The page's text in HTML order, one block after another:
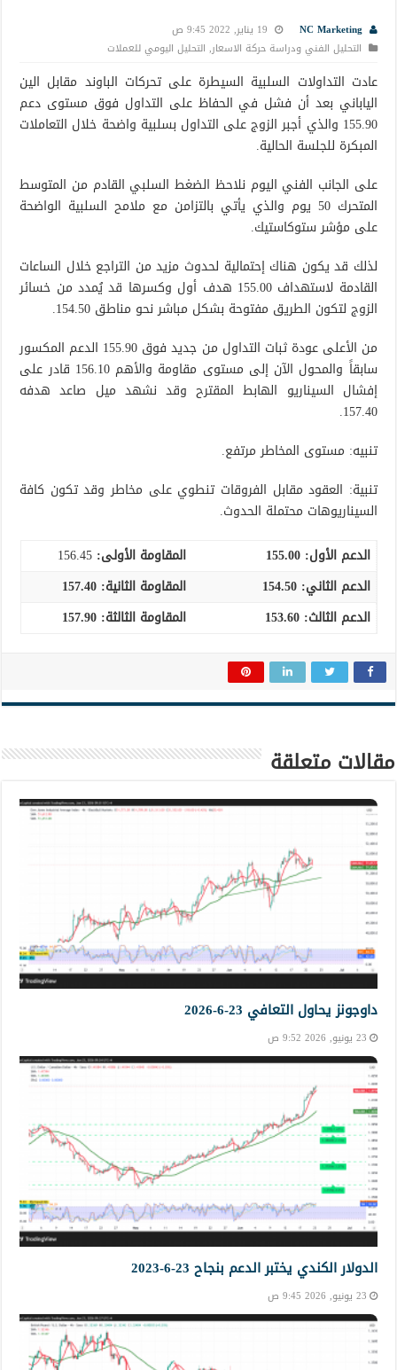
NC Marketing
19 يناير, 2022 9:45 ص
التحليل الفني ودراسة حركة الاسعار, التحليل اليومي للعملات
عادت التداولات السلبية السيطرة على تحركات الباوند مقابل الين
الياباني بعد أن فشل في الحفاظ على التداول فوق مستوى دعم
155.90 والذي أجبر الزوج على التداول بسلبية واضحة خلال التعاملات
المبكرة للجلسة الحالية.
على الجانب الفني اليوم نلاحظ الضغط السلبي القادم من المتوسط
المتحرك 50 يوم والذي يأتي بالتزامن مع ملامح السلبية الواضحة
على مؤشر ستوكاستيك.
لذلك قد يكون هناك إحتمالية لحدوث مزيد من التراجع خلال الساعات
القادمة لاستهداف 155.00 هدف أول وكسرها قد يُمدد من خسائر
الزوج لتكون الطريق مفتوحة بشكل مباشر نحو مناطق 154.50.
من الأعلى عودة ثبات التداول من جديد فوق 155.90 الدعم المكسور
سابقاً والمحول الآن إلى مستوى مقاومة والأهم 156.10 قادر على
إفشال السيناريو الهابط المقترح وقد نشهد ميل صاعد هدفه
157.40.
تنبيه: مستوى المخاطر مرتفع.
تنبية: العقود مقابل الفروقات تنطوي على مخاطر وقد تكون كافة
السيناريوهات محتملة الحدوث.
الدعم الأول: 155.00 المقاومة الأولى:
الدعم الثاني: 154.50 المقاومة الثانية: 157.40
الدعم الثالث:
المقاومة الثالثة: 157.90
مقالات متعلقة
داوجونز يحاول التعافي 23-6-2026
23 يونيو, 2026 9:52 ص
الدولار الكندي يختبر الدعم بنجاح 23-6-2023
23 يونيو, 2026 9:45 ص